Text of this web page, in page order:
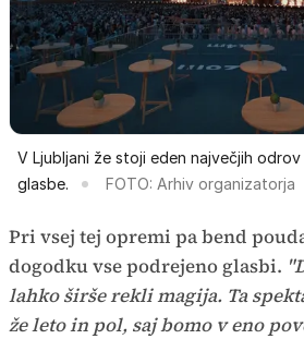
V Ljubljani že stoji eden največjih
glasbe.
FOTO: Arhiv organizatorja
Pri vsej tej opremi pa bend
dogodku vse podrejeno glasbi.
lahko širše rekli magija. Ta
že leto in pol, saj bomo v eno